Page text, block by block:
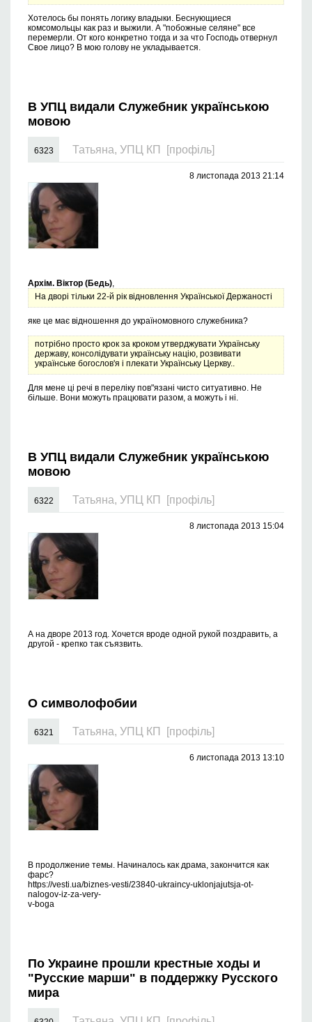
Хотелось бы понять логику владыки. Беснующиеся
комсомольцы как раз и выжили. А "побожные селяне" все
перемерли. От кого конкретно тогда и за что Господь отвернул
Свое лицо? В мою голову не укладывается.
В УПЦ видали Служебник українською
мовою
6323 Татьяна, УПЦ КП [профіль]
8 листопада 2013 21:14
Архім. Віктор (Бедь),
На дворі тільки 22-й рік відновлення Української Держаності
яке це має відношення до україномовного служебника?
потрібно просто крок за кроком утверджувати Українську
державу, консолідувати українську націю, розвивати
українське богослов'я і плекати Українську Церкву..
Для мене ці речі в переліку пов"язані чисто ситуативно. Не
більше. Вони можуть працювати разом, а можуть і ні.
В УПЦ видали Служебник українською
мовою
6322 Татьяна, УПЦ КП [профіль]
8 листопада 2013 15:04
А на дворе 2013 год. Хочется вроде одной рукой поздравить, а
другой - крепко так съязвить.
О символофобии
6321 Татьяна, УПЦ КП [профіль]
6 листопада 2013 13:10
В продолжение темы. Начиналось как драма, закончится как
фарс?
https://vesti.ua/biznes-vesti/23840-ukraincy-uklonjajutsja-ot-
nalogov-iz-za-very-
v-boga
По Украине прошли крестные ходы и
"Русские марши" в поддержку Русского
мира